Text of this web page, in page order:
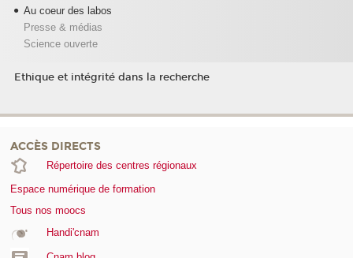
Au coeur des labos
Presse & médias
Science ouverte
Ethique et intégrité dans la recherche
ACCÈS DIRECTS
Répertoire des centres régionaux
Espace numérique de formation
Tous nos moocs
Handi'cnam